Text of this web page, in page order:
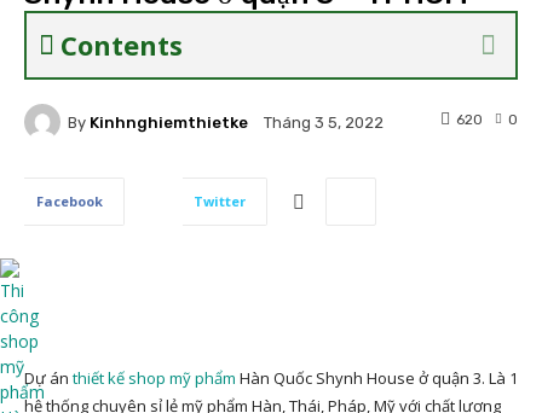
Contents
By Kinhnghiemthietke Tháng 3 5, 2022 0
620
Facebook Twitter
Dự án thiết kế shop mỹ phẩm Hàn Quốc Shynh House ở quận 3. Là 1
hệ thống chuyên sỉ lẻ mỹ phẩm Hàn, Thái, Pháp, Mỹ với chất lượng